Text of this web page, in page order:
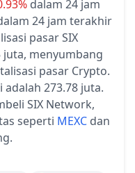
dalam 24 jam
24 jam terakhir
pasar SIX
juta, menyumbang
pasar Crypto.
adalah 273.78 juta.
SIX Network,
seperti MEXC dan